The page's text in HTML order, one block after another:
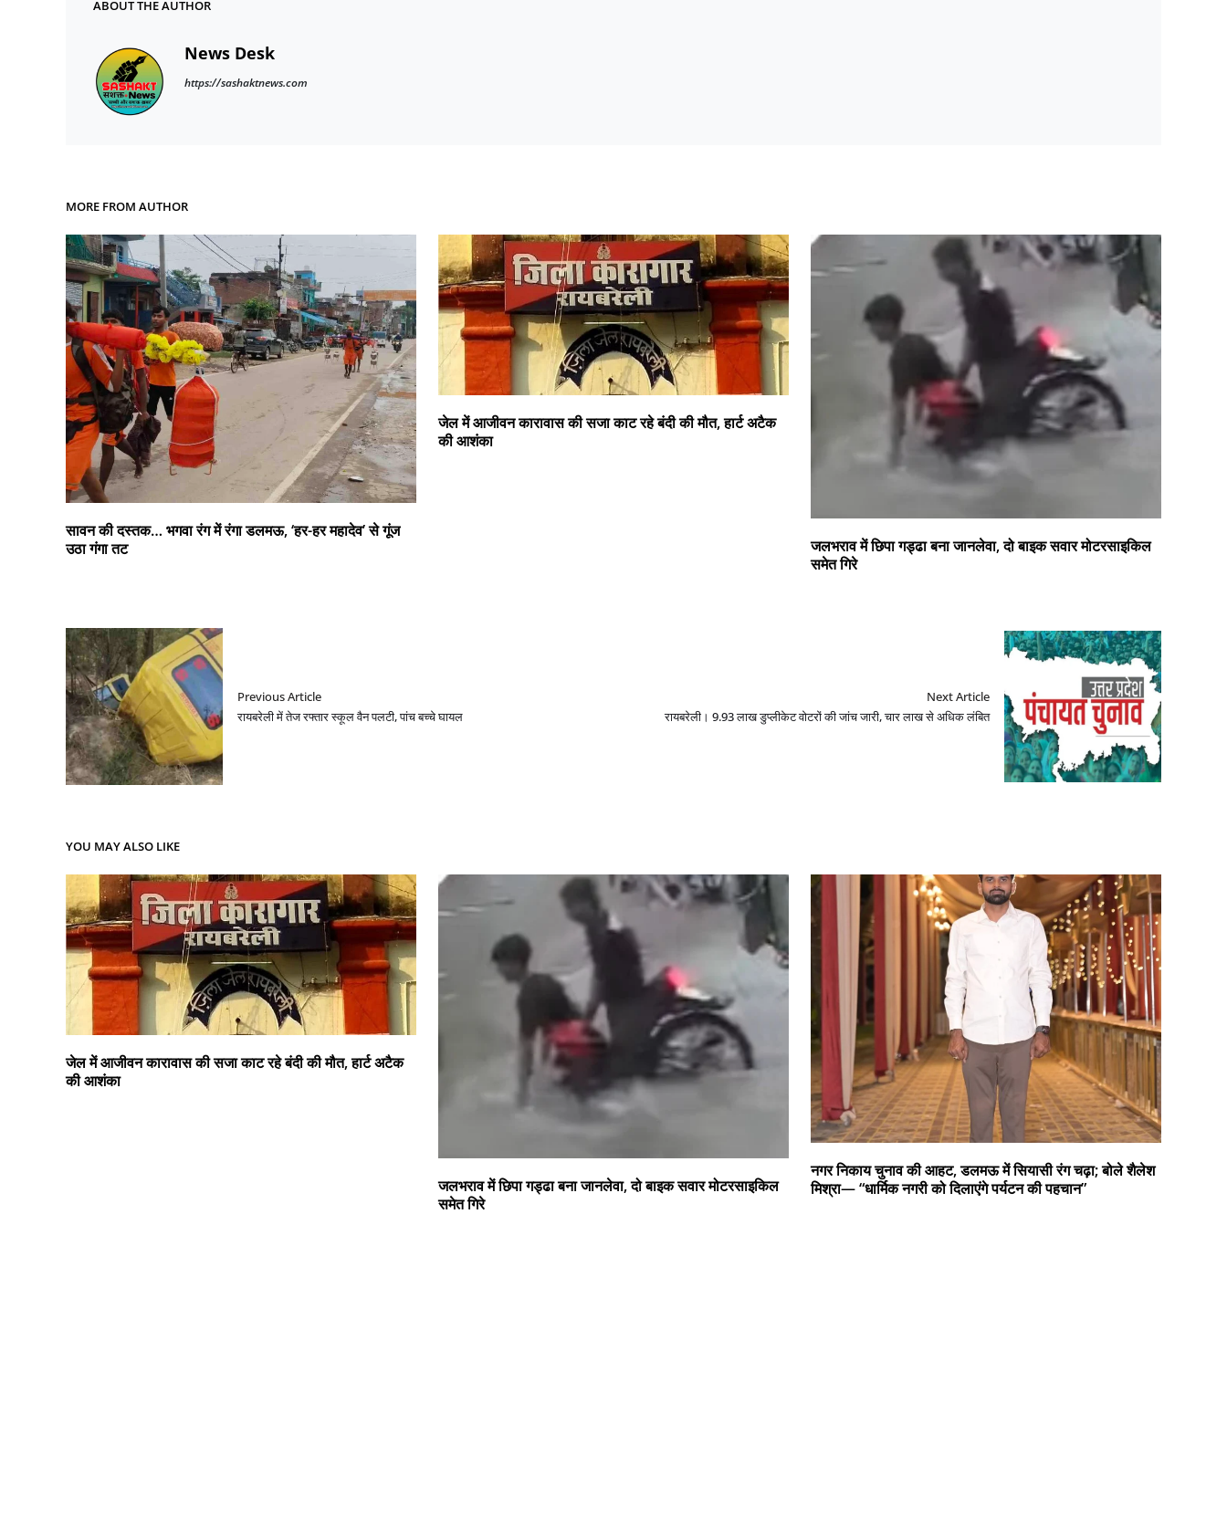
ABOUT THE AUTHOR
News Desk
https://sashaktnews.com
MORE FROM AUTHOR
सावन की दस्तक… भगवा रंग में रंगा डलमऊ, ‘हर-हर महादेव’ से गूंज
उठा गंगा तट
जेल में आजीवन कारावास की सजा काट रहे बंदी की मौत, हार्ट अटैक
की आशंका
जलभराव में छिपा गड्ढा बना जानलेवा, दो बाइक सवार मोटरसाइकिल
समेत गिरे
Previous Article
रायबरेली में तेज रफ्तार स्कूल वैन पलटी, पांच बच्चे घायल
Next Article
रायबरेली। 9.93 लाख डुप्लीकेट वोटरों की जांच जारी, चार लाख से अधिक लंबित
YOU MAY ALSO LIKE
जेल में आजीवन कारावास की सजा काट रहे बंदी की मौत, हार्ट अटैक
की आशंका
जलभराव में छिपा गड्ढा बना जानलेवा, दो बाइक सवार मोटरसाइकिल
समेत गिरे
नगर निकाय चुनाव की आहट, डलमऊ में सियासी रंग चढ़ा; बोले शैलेश
मिश्रा— “धार्मिक नगरी को दिलाएंगे पर्यटन की पहचान”